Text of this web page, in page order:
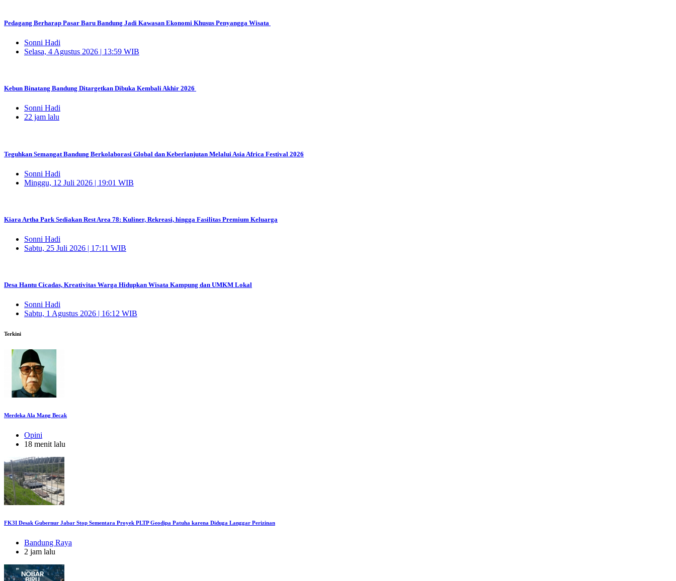
Pedagang Berharap Pasar Baru Bandung Jadi Kawasan Ekonomi Khusus Penyangga Wisata ‎
Sonni Hadi
Selasa, 4 Agustus 2026 | 13:59 WIB
Kebun Binatang Bandung Ditargetkan Dibuka Kembali Akhir 2026 ‎
Sonni Hadi
22 jam lalu
Teguhkan Semangat Bandung Berkolaborasi Global dan Keberlanjutan Melalui Asia Africa Festival 2026
Sonni Hadi
Minggu, 12 Juli 2026 | 19:01 WIB
Kiara Artha Park Sediakan Rest Area 78: Kuliner, Rekreasi, hingga Fasilitas Premium Keluarga
Sonni Hadi
Sabtu, 25 Juli 2026 | 17:11 WIB
Desa Hantu Cicadas, Kreativitas Warga Hidupkan Wisata Kampung dan UMKM Lokal
Sonni Hadi
Sabtu, 1 Agustus 2026 | 16:12 WIB
Terkini
Merdeka Ala Mang Becak
Opini
18 menit lalu
FK3I Desak Gubernur Jabar Stop Sementara Proyek PLTP Geodipa Patuha karena Diduga Langgar Perizinan
Bandung Raya
2 jam lalu